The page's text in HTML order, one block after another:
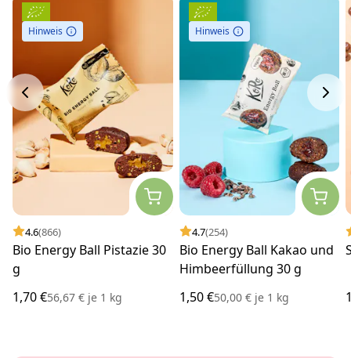
Hinweis
4.6(866)
Bio Energy Ball Pistazie 30
g
1,70 €56,67 € je 1 kg
Hinweis
4.7(254)
Bio Energy Ball Kakao und
Himbeerfüllung 30 g
1,50 €50,00 € je1 kg